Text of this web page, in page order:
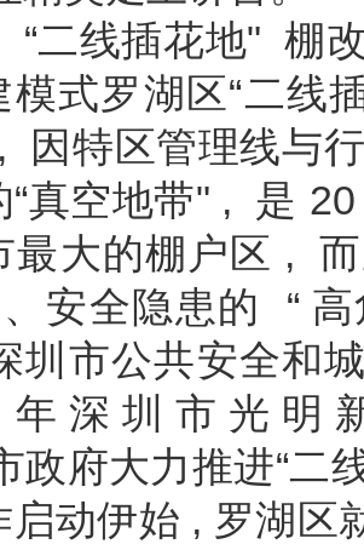
线插花地" 棚改:
式罗湖区“二线
因特区管理线与
“真空地带" , 是
最大的棚户区 ,
安全隐患的 “
圳市公共安全和
深 圳 市 光 明
政府大力推进“二
启动伊始 , 罗湖区